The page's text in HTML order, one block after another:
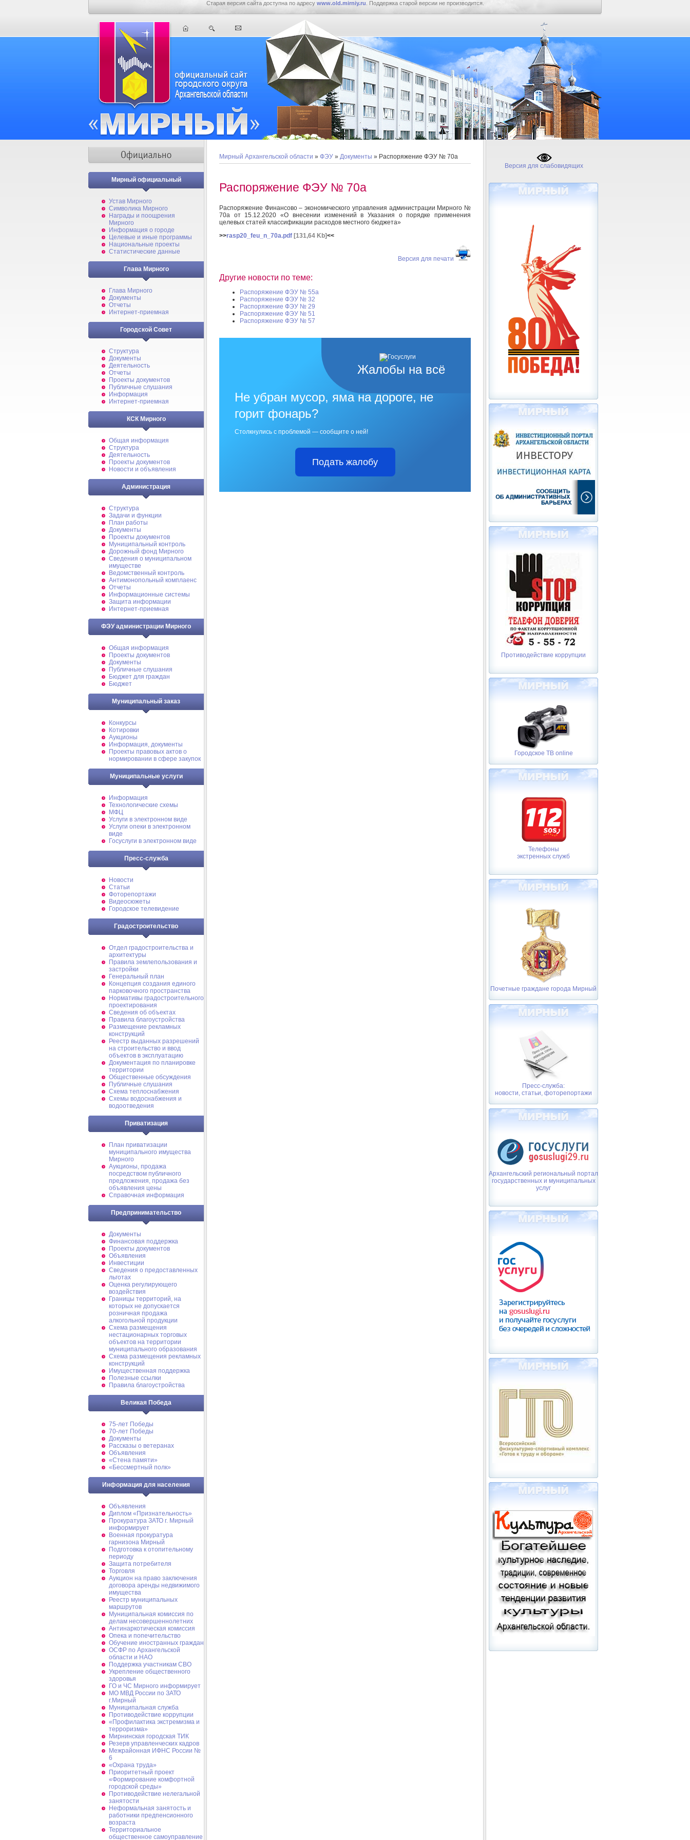
Старая версия сайта доступна по адресу www.old.mirniy.ru . Поддержка старой версии не производится.
Мирный официальный
Устав Мирного
Символика Мирного
Награды и поощрения
Мирного
Информация о городе
Целевые и иные программы
Национальные проекты
Статистические данные
Глава Мирного
Глава Мирного
Документы
Отчеты
Интернет-приемная
Городской Совет
Структура
Документы
Деятельность
Отчеты
Проекты документов
Публичные слушания
Информация
Интернет-приемная
КСК Мирного
Общая информация
Структура
Деятельность
Проекты документов
Новости и объявления
Администрация
Структура
Задачи и функции
План работы
Документы
Проекты документов
Муниципальный контроль
Дорожный фонд Мирного
Cведения о муниципальном
имуществе
Ведомственный контроль
Антимонопольный комплаенс
Отчеты
Информационные системы
Защита информации
Интернет-приемная
ФЭУ администрации Мирного
Общая информация
Проекты документов
Документы
Публичные слушания
Бюджет для граждан
Бюджет
Муниципальный заказ
Конкурсы
Котировки
Аукционы
Информация, документы
Проекты правовых актов о
нормировании в сфере закупок
Муниципальные услуги
Информация
Технологические схемы
МФЦ
Услуги в электронном виде
Услуги опеки в электронном
виде
Госуслуги в электронном виде
Пресс-служба
Новости
Статьи
Фоторепортажи
Видеосюжеты
Городское телевидение
Градостроительство
Отдел градостроительства и
архитектуры
Правила землепользования и
застройки
Генеральный план
Концепция создания единого
парковочного пространства
Нормативы градостроительного
проектирования
Сведения об объектах
Правила благоустройства
Размещение рекламных
конструкций
Реестр выданных разрешений
на строительство и ввод
объектов в эксплуатацию
Документация по планировке
территории
Общественные обсуждения
Публичные слушания
Схема теплоснабжения
Схемы водоснабжения и
водоотведения
Приватизация
План приватизации
муниципального имущества
Мирного
Аукционы, продажа
посредством публичного
предложения, продажа без
объявления цены
Справочная информация
Предпринимательство
Документы
Финансовая поддержка
Проекты документов
Объявления
Инвестиции
Сведения о предоставленных
льготах
Оценка регулирующего
воздействия
Границы территорий, на
которых не допускается
розничная продажа
алкогольной продукции
Схема размещения
нестационарных торговых
объектов на территории
муниципального образования
Схема размещения рекламных
конструкций
Имущественная поддержка
Полезные ссылки
Правила благоустройства
Великая Победа
75-лет Победы
70-лет Победы
Документы
Рассказы о ветеранах
Объявления
«Стена памяти»
«Бессмертный полк»
Информация для населения
Объявления
Диплом «Признательность»
Прокуратура ЗАТО г. Мирный
информирует
Военная прокуратура
гарнизона Мирный
Подготовка к отопительному
периоду
Защита потребителя
Торговля
Аукцион на право заключения
договора аренды недвижимого
имущества
Реестр муниципальных
маршрутов
Муниципальная комиссия по
делам несовершеннолетних
Антинаркотическая комиссия
Опека и попечительство
Обучение иностранных граждан
ОСФР по Архангельской
области и НАО
Поддержка участникам СВО
Укрепление общественного
здоровья
ГО и ЧС Мирного информирует
МО МВД России по ЗАТО
г.Мирный
Муниципальная cлужба
Противодействие коррупции
«Профилактика экстремизма и
терроризма»
Мирнинская городская ТИК
Резерв управленческих кадров
Межрайонная ИФНС России №
6
«Охрана труда»
Приоритетный проект
«Формирование комфортной
городской среды»
Противодействие нелегальной
занятости
Неформальная занятость и
работники предпенсионного
возраста
Территориальное
общественное самоуправление
Мирный Архангельской области » ФЭУ » Документы » Распоряжение ФЭУ № 70а
Распоряжение ФЭУ № 70а
Распоряжение Финансово – экономического управления администрации Мирного №
70а от 15.12.2020 «О внесении изменений в Указания о порядке применения
целевых статей классификации расходов местного бюджета»
>>rasp20_feu_n_70a.pdf [131,64 Kb]<<
Версия для печати
Другие новости по теме:
Распоряжение ФЭУ № 55а
Распоряжение ФЭУ № 32
Распоряжение ФЭУ № 29
Распоряжение ФЭУ № 51
Распоряжение ФЭУ № 57
Жалобы на всё
Не убран мусор, яма на дороге, не
горит фонарь?
Столкнулись с проблемой — сообщите о ней!
Подать жалобу
Версия для слабовидящих
Противодействие коррупции
Городское ТВ online
Телефоны
экстренных служб
Почетные граждане города Мирный
Пресс-служба:
новости, статьи, фоторепортажи
Архангельский региональный портал
государственных и муниципальных
услуг